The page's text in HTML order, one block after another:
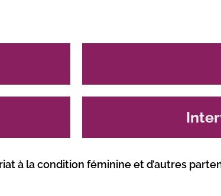
à la condition féminine et d’autres